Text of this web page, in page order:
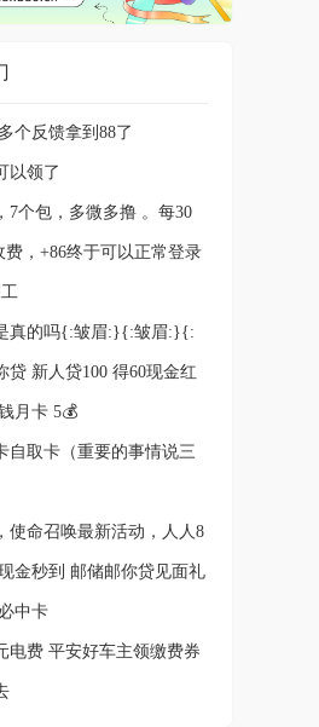
个反馈拿到88了
以领了
7个包，多微多撸 。每30
费，+86终于可以正常登录
真的吗{:皱眉:}{:皱眉:}{:
贷 新人贷100 得60现金红
月卡 5💰
自取卡（重要的事情说三
使命召唤最新活动，人人8
金秒到 邮储邮你贷见面礼
中卡
电费 平安好车主领缴费券